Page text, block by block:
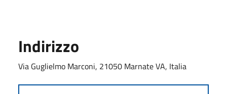
Indirizzo
Via Guglielmo Marconi, 21050 Marnate VA, Italia